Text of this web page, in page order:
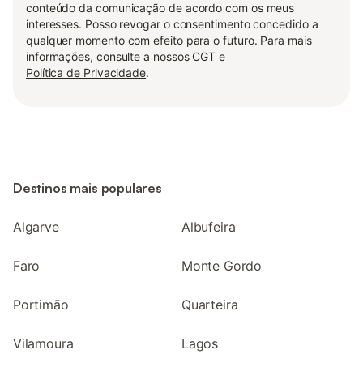
conteúdo da comunicação de acordo com os meus
interesses. Posso revogar o consentimento concedido a
qualquer momento com efeito para o futuro. Para mais
informações, consulte a nossos CGT e
Política de Privacidade.
Destinos mais populares
Algarve Albufeira
Faro Monte Gordo
Portimão Quarteira
Vilamoura Lagos